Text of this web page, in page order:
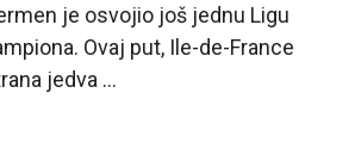
je osvojio još jednu Ligu
Ovaj put, Ile-de-France
jedva ...